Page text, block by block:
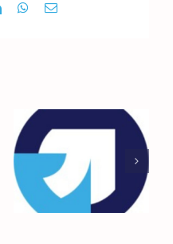
LinkedInWhatsApp
E-